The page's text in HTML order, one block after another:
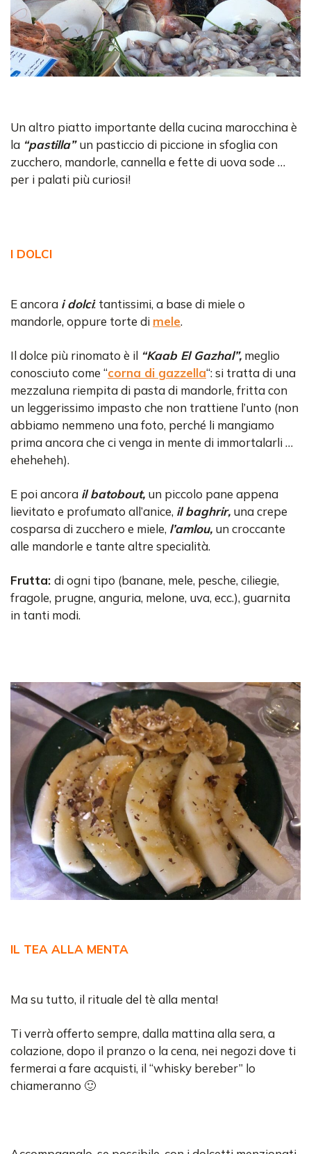
Un altro piatto importante della cucina marocchina è
la “pastilla”un pasticcio di piccione in sfoglia con
zucchero, mandorle, cannella e fette di uova sode …
per i palati più curiosi!
I DOLCI
E ancora i dolci: tantissimi, a base di miele o
mandorle, oppure torte di mele.
Il dolce più rinomato è il “Kaab El Gazhal”, meglio
conosciuto come “corna di gazzella“: si tratta di una
mezzaluna riempita di pasta di mandorle, fritta con
un leggerissimo impasto che non trattiene l’unto (non
abbiamo nemmeno una foto, perché li mangiamo
prima ancora che ci venga in mente di immortalarli …
eheheheh).
E poi ancora il batobout, un piccolo pane appena
lievitato e profumato all’anice, il baghrir, una crepe
cosparsa di zucchero e miele, l’amlou, un croccante
alle mandorle e tante altre specialità.
Frutta: di ogni tipo (banane, mele, pesche, ciliegie,
fragole, prugne, anguria, melone, uva, ecc.), guarnita
in tanti modi.
IL TEA ALLA MENTA
Ma su tutto, il rituale del tè alla menta!
Ti verrà offerto sempre, dalla mattina alla sera, a
colazione, dopo il pranzo o la cena, nei negozi dove ti
fermerai a fare acquisti, il “whisky bereber” lo
chiameranno 🙂